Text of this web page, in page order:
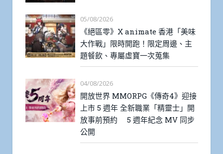
05/08/2026
《絕區零》X animate 香港「美味
大作戰」限時開跑！限定周邊、主
題餐飲、專屬虛寶一次蒐集
04/08/2026
開放世界 MMORPG《傳奇4》迎接
上市 5 週年 全新職業「精靈士」開
放事前預約 5 週年紀念 MV 同步
公開